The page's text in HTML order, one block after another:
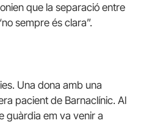
que la separació entre
sempre és clara”.
Una dona amb una
pacient de Barnaclínic. Al
guàrdia em va venir a